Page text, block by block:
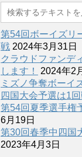
第54回ボーイズリ
戦 2024年3月31日
クラウドファンデ
します！
2024年2
ミズノ争奪ボーイ
四国大会予選は1
第54回夏季選手権
6月19日
第30回春季中四国
2023年4月3日